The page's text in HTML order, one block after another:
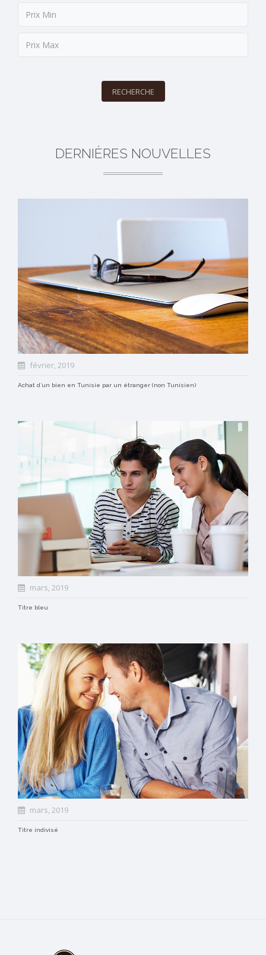
RECHERCHE
DERNIÈRES NOUVELLES
février, 2019
Achat d’un bien en Tunisie par un étranger (non Tunisien)
mars, 2019
Titre bleu
mars, 2019
Titre indivisé